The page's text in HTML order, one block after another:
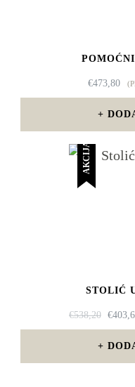
€473,80
AKCIJA!
STOLIĆ
€538,20
BILA
€